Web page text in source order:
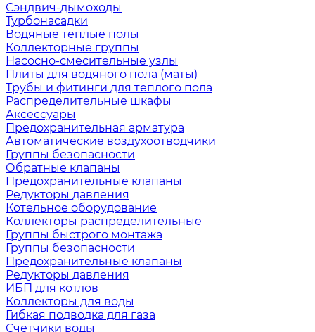
Сэндвич-дымоходы
Турбонасадки
Водяные тёплые полы
Коллекторные группы
Насосно-смесительные узлы
Плиты для водяного пола (маты)
Трубы и фитинги для теплого пола
Распределительные шкафы
Аксессуары
Предохранительная арматура
Автоматические воздухоотводчики
Группы безопасности
Обратные клапаны
Предохранительные клапаны
Редукторы давления
Котельное оборудование
Коллекторы распределительные
Группы быстрого монтажа
Группы безопасности
Предохранительные клапаны
Редукторы давления
ИБП для котлов
Коллекторы для воды
Гибкая подводка для газа
Счетчики воды